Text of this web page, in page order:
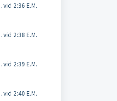
vid 2:36 E.M.
vid 2:38 E.M.
vid 2:39 E.M.
vid 2:40 E.M.